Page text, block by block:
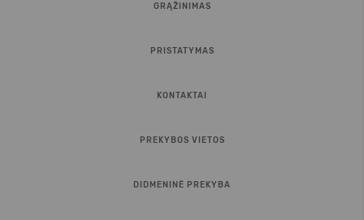
GRĄŽINIMAS
PRISTATYMAS
KONTAKTAI
PREKYBOS VIETOS
DIDMENINĖ PREKYBA